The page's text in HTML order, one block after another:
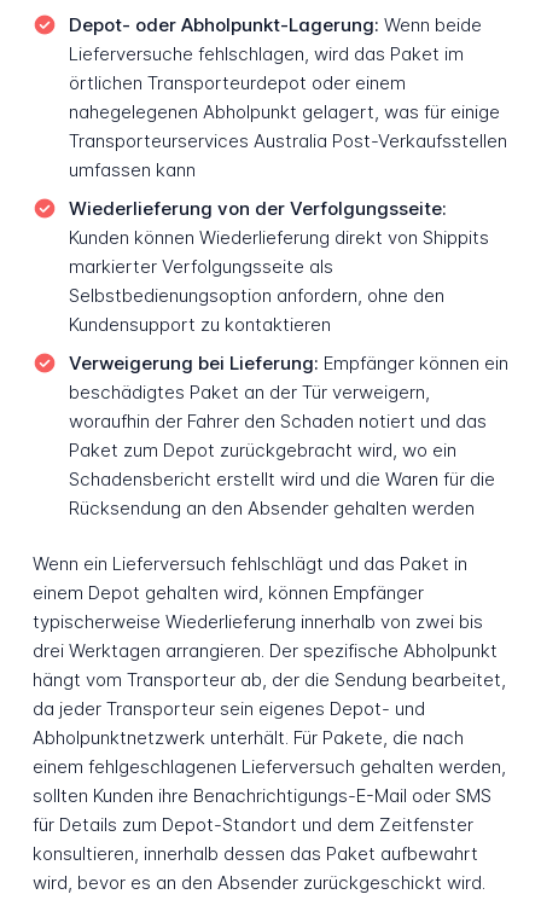
Depot- oder Abholpunkt-Lagerung: Wenn beide
Lieferversuche fehlschlagen, wird das Paket im
örtlichen Transporteurdepot oder einem
nahegelegenen Abholpunkt gelagert, was für einige
Transporteurservices Australia Post-Verkaufsstellen
umfassen kann
Wiederlieferung von der Verfolgungsseite:
Kunden können Wiederlieferung direkt von Shippits
markierter Verfolgungsseite als
Selbstbedienungsoption anfordern, ohne den
Kundensupport zu kontaktieren
Verweigerung bei Lieferung: Empfänger können ein
beschädigtes Paket an der Tür verweigern,
woraufhin der Fahrer den Schaden notiert und das
Paket zum Depot zurückgebracht wird, wo ein
Schadensbericht erstellt wird und die Waren für die
Rücksendung an den Absender gehalten werden
Wenn ein Lieferversuch fehlschlägt und das Paket in
einem Depot gehalten wird, können Empfänger
typischerweise Wiederlieferung innerhalb von zwei bis
drei Werktagen arrangieren. Der spezifische Abholpunkt
hängt vom Transporteur ab, der die Sendung bearbeitet,
da jeder Transporteur sein eigenes Depot- und
Abholpunktnetzwerk unterhält. Für Pakete, die nach
einem fehlgeschlagenen Lieferversuch gehalten werden,
sollten Kunden ihre Benachrichtigungs-E-Mail oder SMS
für Details zum Depot-Standort und dem Zeitfenster
konsultieren, innerhalb dessen das Paket aufbewahrt
wird, bevor es an den Absender zurückgeschickt wird.